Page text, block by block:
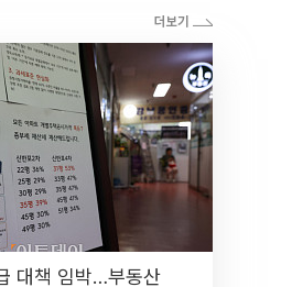
대책 임박…부동산